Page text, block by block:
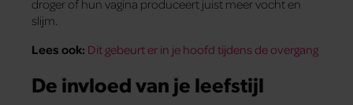
droger of hun vagina produceert juist meer vocht en
slijm.
Lees ook: Dit gebeurt er in je hoofd tijdens de overgang
De invloed van je leefstijl